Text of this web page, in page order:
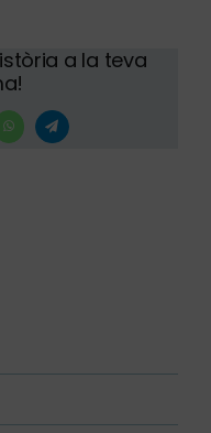
a la teva
WhatsAppTelegram